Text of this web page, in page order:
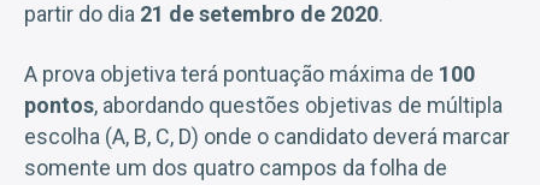
partir do dia 21 de setembro de 2020.
A prova objetiva terá pontuação máxima de 100
pontos, abordando questões objetivas de múltipla
escolha (A, B, C, D) onde o candidato deverá marcar
somente um dos quatro campos da folha de